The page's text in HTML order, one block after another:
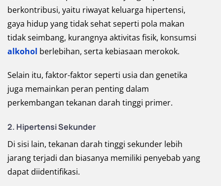
berkontribusi, yaitu riwayat keluarga hipertensi,
gaya hidup yang tidak sehat seperti pola makan
tidak seimbang, kurangnya aktivitas fisik, konsumsi
alkohol berlebihan, serta kebiasaan merokok.
Selain itu, faktor-faktor seperti usia dan genetika
juga memainkan peran penting dalam
perkembangan tekanan darah tinggi primer.
2. Hipertensi Sekunder
Di sisi lain, tekanan darah tinggi sekunder lebih
jarang terjadi dan biasanya memiliki penyebab yang
dapat diidentifikasi.